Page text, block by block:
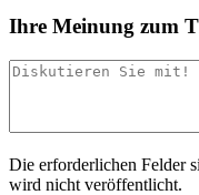
Ihre Meinung zum
Die erforderlichen Felder
wird nicht veröffentlicht.